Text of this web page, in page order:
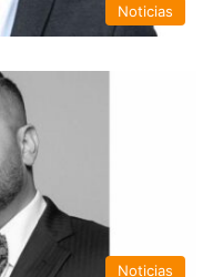
Noticias
Noticias